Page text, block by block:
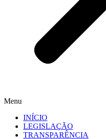
Menu
INÍCIO
LEGISLAÇÃO
TRANSPARÊNCIA